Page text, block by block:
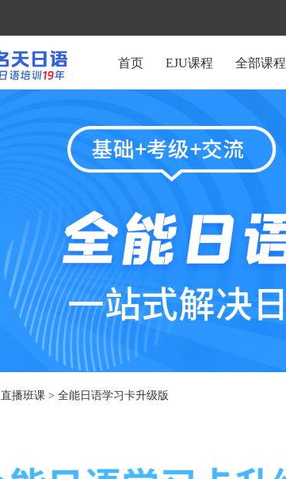
首页 EJU课程 全部课程
直播班课 > 全能日语学习卡升级版